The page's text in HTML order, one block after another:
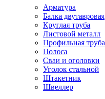
Арматура
Балка двутавровая
Круглая труба
Листовой металл
Профильная труба
Полоса
Сваи и оголовки
Уголок стальной
Штакетник
Швеллер